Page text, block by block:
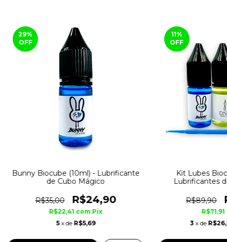
29%
OFF
Bunny Biocube (10ml) - Lubrificante
de Cubo Mágico
R$35,00 R$24,90
R$22,41 com Pix
5 x de R$5,69
11%
OFF
Kit Lubes
Lubrificantes
R$89,90
R$71,91
3 x de